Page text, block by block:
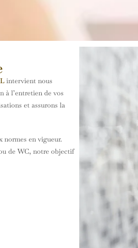
intervient nous
à l’entretien de vos
et assurons la
normes en vigueur.
de WC, notre objectif